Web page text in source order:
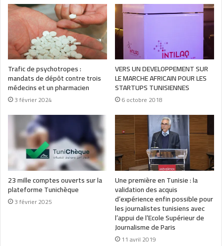
Trafic de psychotropes :
mandats de dépôt contre trois
médecins et un pharmacien
3 février 2024
VERS UN DEVELOPPEMENT SUR
LE MARCHE AFRICAIN POUR LES
STARTUPS TUNISIENNES
6 octobre 2018
23 mille comptes ouverts sur la
plateforme Tunichèque
3 février 2025
Une première en Tunisie : la
validation des acquis
d’expérience enfin possible pour
les journalistes tunisiens avec
l’appui de l’Ecole Supérieur de
Journalisme de Paris
11 avril 2019